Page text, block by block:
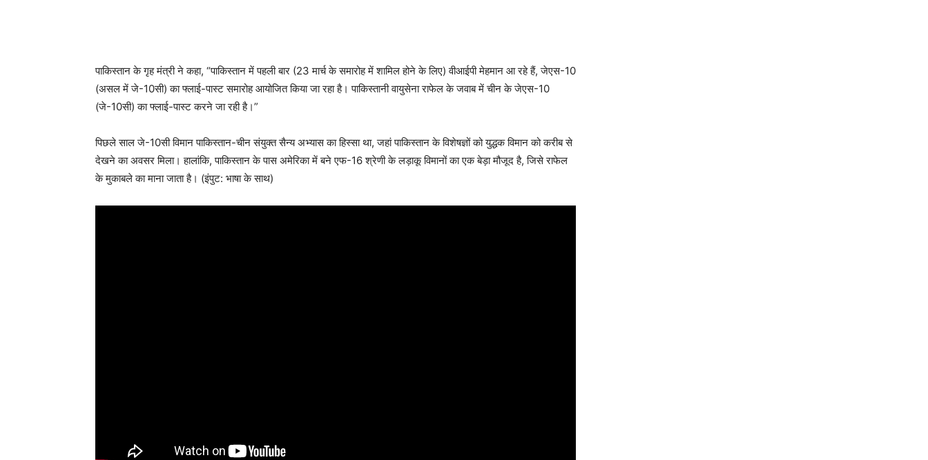
पाकिस्तान के गृह मंत्री ने कहा, “पाकिस्तान में पहली बार (23 मार्च के समारोह में शामिल होने के लिए) वीआईपी मेहमान आ रहे हैं, जेएस-10
(असल में जे-10सी) का फ्लाई-पास्ट समारोह आयोजित किया जा रहा है। पाकिस्तानी वायुसेना राफेल के जवाब में चीन के जेएस-10
(जे-10सी) का फ्लाई-पास्ट करने जा रही है।”
पिछले साल जे-10सी विमान पाकिस्तान-चीन संयुक्त सैन्य अभ्यास का हिस्सा था, जहां पाकिस्तान के विशेषज्ञों को युद्धक विमान को करीब से
देखने का अवसर मिला। हालांकि, पाकिस्तान के पास अमेरिका में बने एफ-16 श्रेणी के लड़ाकू विमानों का एक बेड़ा मौजूद है, जिसे राफेल
के मुकाबले का माना जाता है। (इंपुट: भाषा के साथ)